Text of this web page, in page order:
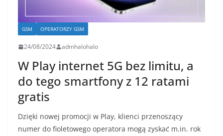
GSM OPERATORZY GSM
24/08/2024 admhalohalo
W Play internet 5G bez limitu, a
do tego smartfony z 12 ratami
gratis
Dzięki nowej promocji w Play, klienci przenoszący
numer do fioletowego operatora mogą zyskać m.in. rok